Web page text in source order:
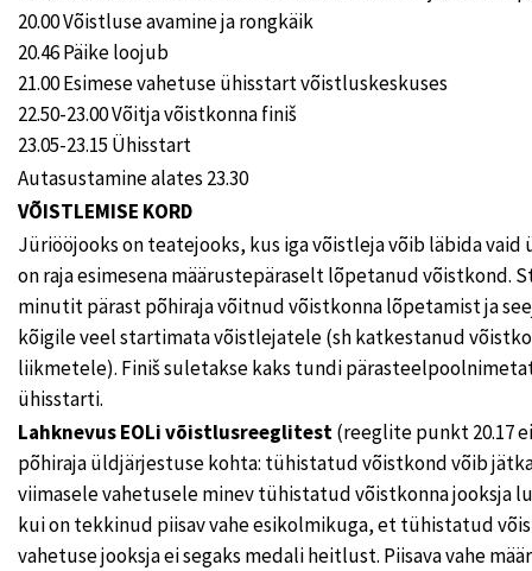
20.00 Võistluse avamine ja rongkäik
20.46 Päike loojub
21.00 Esimese vahetuse ühisstart võistluskeskuses
22.50-23.00 Võitja võistkonna finiš
23.05-23.15 Ühisstart
Autasustamine alates 23.30
VÕISTLEMISE KORD
Jüriööjooks on teatejooks, kus iga võistleja võib läbida vaid
on raja esimesena määrustepäraselt lõpetanud võistkond.
minutit pärast põhiraja võitnud võistkonna lõpetamist ja
kõigile veel startimata võistlejatele (sh katkestanud
liikmetele). Finiš suletakse kaks tundi
ühisstarti.
Lahknevus EOLi võistlusreeglitest(reeglite punkt 20.17
põhiraja üldjärjestuse kohta: tühistatud võistkond võib
viimasele vahetusele minev tühistatud võistkonna jooksja
kui on tekkinud piisav vahe esikolmikuga, et tühistatud
vahetuse jooksja ei segaks medali heitlust. Piisava vahe